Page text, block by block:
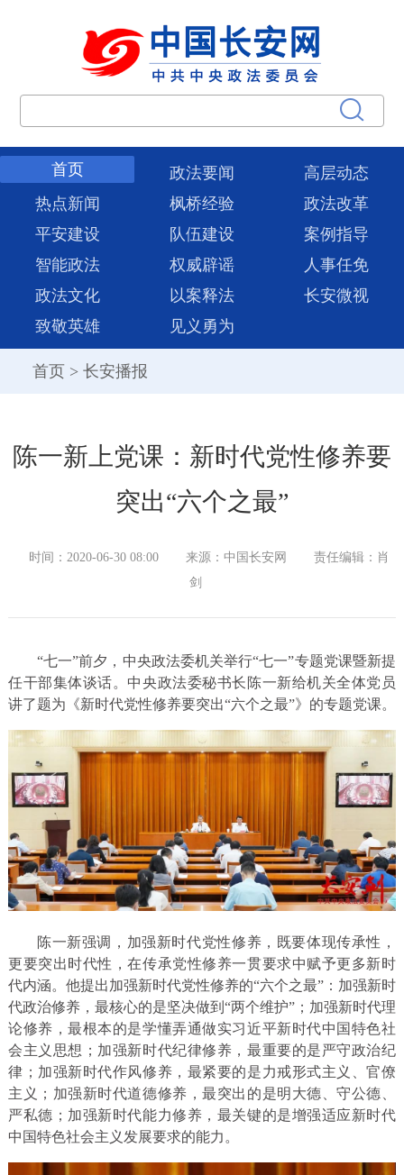
首页 政法要闻
高层动态
热点新闻
枫桥经验
政法改革
平安建设
队伍建设
案例指导
智能政法
权威辟谣
人事任免
政法文化
以案释法
长安微视
致敬英雄
见义勇为
首页 > 长安播报
陈一新上党课：新时代党性修养要
突出“六个之最”
时间：2020-06-30 08:00 来源：中国长安网
责任编辑：肖
剑
“七一”前夕，中央政法委机关举行“七一”专题党课暨新提
任干部集体谈话。中央政法委秘书长陈一新给机关全体党员
讲了题为《新时代党性修养要突出“六个之最”》的专题党课。
陈一新强调，加强新时代党性修养，既要体现传承性，
更要突出时代性，在传承党性修养一贯要求中赋予更多新时
代内涵。他提出加强新时代党性修养的“六个之最”：加强新时
代政治修养，最核心的是坚决做到“两个维护”；加强新时代理
论修养，最根本的是学懂弄通做实习近平新时代中国特色社
会主义思想；加强新时代纪律修养，最重要的是严守政治纪
律；加强新时代作风修养，最紧要的是力戒形式主义、官僚
主义；加强新时代道德修养，最突出的是明大德、守公德、
严私德；加强新时代能力修养，最关键的是增强适应新时代
中国特色社会主义发展要求的能力。